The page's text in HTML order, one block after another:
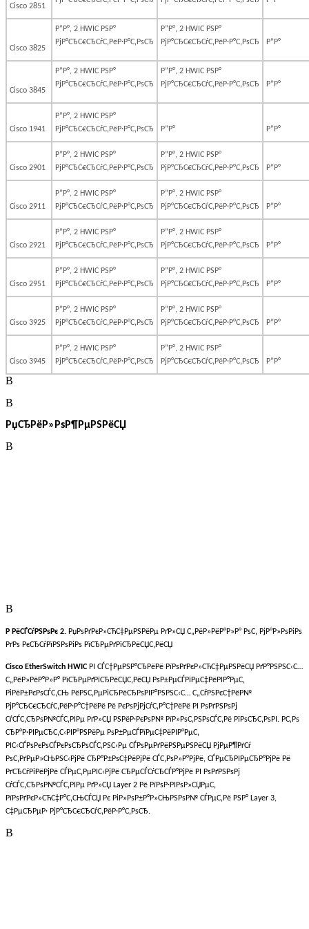
Cisco 2851
Cisco 3825
Р”Р°, 2 HWIC РЅР°
РјР°СЂС€СЂСѓС‚РёР·Р°С‚РѕСЂ
Р”Р°, 2 HWIC РЅР°
РјР°СЂС€СЂСѓС‚РёР·Р°С‚РѕСЂ
Р”Р°
Cisco 3845
Р”Р°, 2 HWIC РЅР°
РјР°СЂС€СЂСѓС‚РёР·Р°С‚РѕСЂ
Р”Р°, 2 HWIC РЅР°
РјР°СЂС€СЂСѓС‚РёР·Р°С‚РѕСЂ
Р”Р°
Cisco 1941
Р”Р°, 2 HWIC РЅР°
РјР°СЂС€СЂСѓС‚РёР·Р°С‚РѕСЂ
Р”Р° Р”Р°
Cisco 2901
Р”Р°, 2 HWIC РЅР°
РјР°СЂС€СЂСѓС‚РёР·Р°С‚РѕСЂ
Р”Р°, 2 HWIC РЅР°
РјР°СЂС€СЂСѓС‚РёР·Р°С‚РѕСЂ
Р”Р°
Cisco 2911
Р”Р°, 2 HWIC РЅР°
РјР°СЂС€СЂСѓС‚РёР·Р°С‚РѕСЂ
Р”Р°, 2 HWIC РЅР°
РјР°СЂС€СЂСѓС‚РёР·Р°С‚РѕСЂ
Р”Р°
Cisco 2921
Р”Р°, 2 HWIC РЅР°
РјР°СЂС€СЂСѓС‚РёР·Р°С‚РѕСЂ
Р”Р°, 2 HWIC РЅР°
РјР°СЂС€СЂСѓС‚РёР·Р°С‚РѕСЂ
Р”Р°
Cisco 2951
Р”Р°, 2 HWIC РЅР°
РјР°СЂС€СЂСѓС‚РёР·Р°С‚РѕСЂ
Р”Р°, 2 HWIC РЅР°
РјР°СЂС€СЂСѓС‚РёР·Р°С‚РѕСЂ
Р”Р°
Cisco 3925
Р”Р°, 2 HWIC РЅР°
РјР°СЂС€СЂСѓС‚РёР·Р°С‚РѕСЂ
Р”Р°, 2 HWIC РЅР°
РјР°СЂС€СЂСѓС‚РёР·Р°С‚РѕСЂ
Р”Р°
Cisco 3945
Р”Р°, 2 HWIC РЅР°
РјР°СЂС€СЂСѓС‚РёР·Р°С‚РѕСЂ
Р”Р°, 2 HWIC РЅР°
РјР°СЂС€СЂСѓС‚РёР·Р°С‚РѕСЂ
Р”Р°
В
В
РџСЂРёР»РѕР¶РµРЅРёСЏ
В
В
Р РёСЃСѓРЅРѕРє 2. РџРѕРґРєР»СЋС‡РµРЅРёРµ РґР»СЏ С„РёР»РёР°Р»Р° РѕС‚ РјР°Р»РѕРіРѕ
РґРѕ РєСЂСѓРїРЅРѕРіРѕ РїСЂРµРґРїСЂРёСЏС‚РёСЏ
Cisco EtherSwitch HWIC РІ СЃС†РµРЅР°СЂРёРё РїРѕРґРєР»СЋС‡РµРЅРёСЏ РґР°РЅРЅС‹С…
С„РёР»РёР°Р»Р° РїСЂРµРґРїСЂРёСЏС‚РёСЏ РѕР±РµСЃРїРµС‡РёРІР°РµС‚
РіРёР±РєРѕСЃС‚СЊ РёРЅС‚РµРіСЂРёСЂРѕРІР°РЅРЅС‹С… С„СѓРЅРєС†РёР№
РјР°СЂС€СЂСѓС‚РёР·Р°С†РёРё Рё РєРѕРјРјСѓС‚Р°С†РёРё РІ РѕРґРЅРѕРј
СѓСЃС‚СЂРѕР№СЃС‚РІРµ РґР»СЏ РЅРёР·РєРѕР№ РїР»РѕС‚РЅРѕСЃС‚Рё РїРѕСЂС‚РѕРІ. Р­С‚Рѕ
СЂР°Р·РІРµСЂС‚С‹РІР°РЅРёРµ РѕР±РµСЃРїРµС‡РёРІР°РµС‚
РІС‹СЃРѕРєРѕСЃРєРѕСЂРѕСЃС‚РЅС‹Рµ СЃРѕРµРґРёРЅРµРЅРёСЏ РјРµР¶РґСѓ
РѕС‚РґРµР»СЊРЅС‹РјРё СЂР°Р±РѕС‡РёРјРё СЃС‚РѕР»Р°РјРё, СЃРµСЂРІРµСЂР°РјРё Рё
РґСЂСѓРіРёРјРё СЃРµС‚РµРІС‹РјРё СЂРµСЃСѓСЂСЃР°РјРё РІ РѕРґРЅРѕРј
СѓСЃС‚СЂРѕР№СЃС‚РІРµ РґР»СЏ Layer 2 Рё РїРѕР·РІРѕР»СЏРµС‚
РїРѕРґРєР»СЋС‡Р°С‚СЊСЃСЏ Рє РіР»РѕР±Р°Р»СЊРЅРѕР№ СЃРµС‚Рё РЅР° Layer 3,
С‡РµСЂРµР· РјР°СЂС€СЂСѓС‚РёР·Р°С‚РѕСЂ.
В